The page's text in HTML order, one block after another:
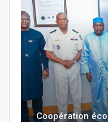
Coopération